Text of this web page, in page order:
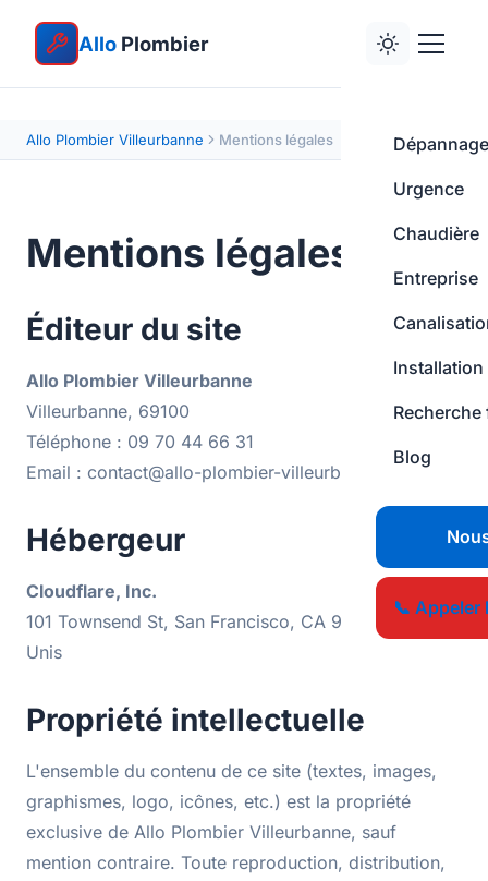
Allo Plombier
Dépannage
Urgence
Chaudière
Entreprise
Installation
Recherche
Blog
📞 Appeler
Allo Plombier Villeurbanne Mentions légales
Mentions légales
Éditeur du site
Allo Plombier Villeurbanne
Villeurbanne, 69100
Téléphone : 09 70 44 66 31
Email : contact@allo-plombier-villeurbanne.fr
Hébergeur
Cloudflare, Inc.
101 Townsend St, San Francisco, CA 94107, États-
Unis
Propriété intellectuelle
L'ensemble du contenu de ce site (textes, images,
graphismes, logo, icônes, etc.) est la propriété
exclusive de Allo Plombier Villeurbanne, sauf
mention contraire. Toute reproduction, distribution,